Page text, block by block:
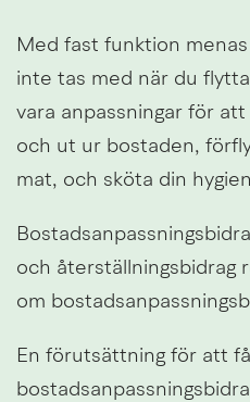
Med fast funktion
inte tas med när du
vara anpassningar för
och ut ur bostaden,
mat, och sköta din
och återställningsbidrag
om
En förutsättning för att få